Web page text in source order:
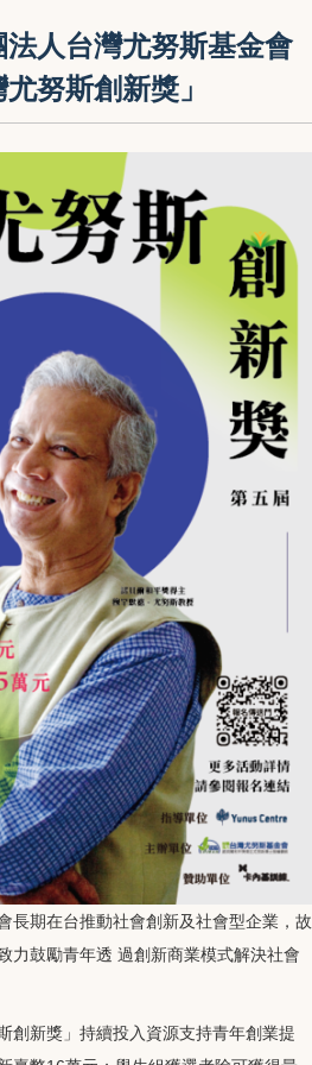
法人台灣尤努斯基金會
努斯創新獎」
長期在台推動社會創新及社會型企業，故
力鼓勵青年透 過創新商業模式解決社會
創新獎」持續投入資源支持青年創業提